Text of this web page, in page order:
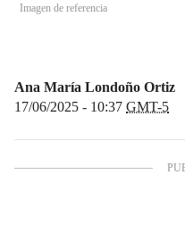
Imagen de referencia
Ana María Londoño Ortiz
17/06/2025 - 10:37 GMT-5